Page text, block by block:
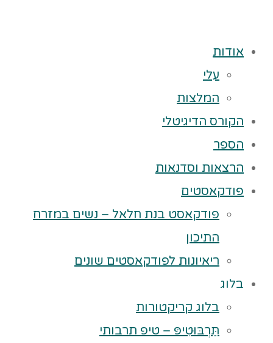
אודות
עלי
המלצות
הקורס הדיגיטלי
הספר
הרצאות וסדנאות
פודקאסטים
פודקאסט בנת חלאל – נשים במזרח
התיכון
ריאיונות לפודקאסטים שונים
בלוג
בלוג קריקטורות
תַּרְבּוּטִיפּ – טיפ תרבותי